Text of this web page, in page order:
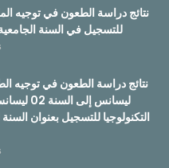
للتسجيل في السنة الجامعية -2026-
ليسانس